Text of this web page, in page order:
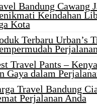
Bandung Cawang
Keindahan
Kota
Terbaru Urban’s
Travel Pants –
Gaya dalam
Travel Bandung
Perjalanan Anda